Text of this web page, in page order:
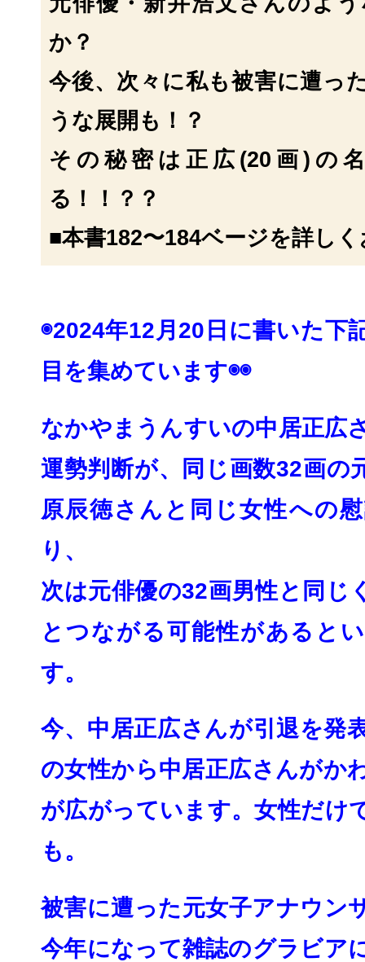
か？
今後、次々に私も被害に遭っ
うな展開も！？
その秘密は正広(20画)の
る！！？？
■本書182〜184ベージを詳し
◉2024年12月20日に書いた下
目を集めています◉◉
なかやまうんすいの中居正広
運勢判断が、
同じ画数32画の
原辰徳さんと同じ女性への
り、
次は元俳優の32画男性と同じ
とつながる可能性があると
す。
今、中居正広さんが引退を発
の女性から中居正広さんがか
が広がっていま す。女性だけ
も。
被害に遭った元女子アナウン
今年になって雑誌のグラビア